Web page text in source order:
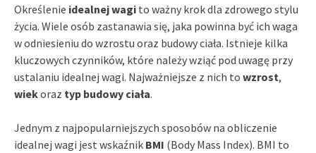
Określenie idealnej wagi to ważny krok dla zdrowego stylu
życia. Wiele osób zastanawia się, jaka powinna być ich waga
w odniesieniu do wzrostu oraz budowy ciała. Istnieje kilka
kluczowych czynników, które należy wziąć pod uwagę przy
ustalaniu idealnej wagi. Najważniejsze z nich to wzrost,
wiekoraz typ budowy ciała.
Jednym z najpopularniejszych sposobów na obliczenie
idealnej wagi jest wskaźnik BMI (Body Mass Index). BMI to